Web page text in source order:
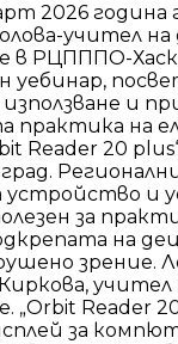
2026 година
учител на
в РЦПППО-
уебинар,
и
практика на
Reader 20
устройство и
за
на
зрение.
учител
„Orbit Reader
за